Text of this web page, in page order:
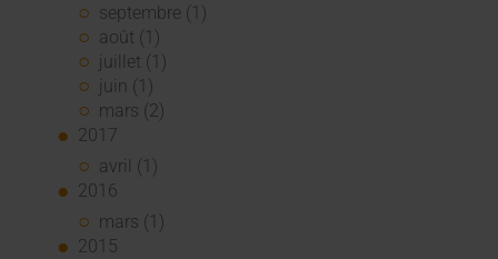
septembre (1)
août (1)
juillet (1)
juin (1)
mars (2)
2017
avril (1)
2016
mars (1)
2015